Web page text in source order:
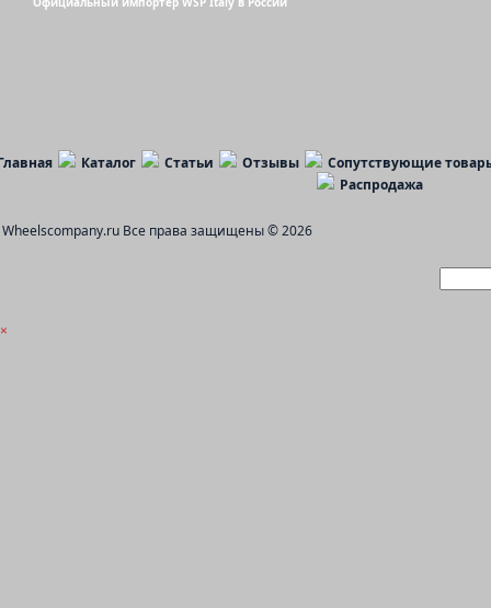
Каталог Статьи Отзывы
Сопутствующие
Распродажа
Wheelscompany.ru Все права защищены © 2026
×